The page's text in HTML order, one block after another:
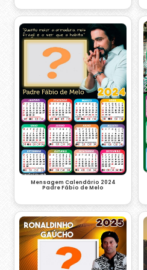
Mensagem Calendário 2024
Padre Fábio de Melo